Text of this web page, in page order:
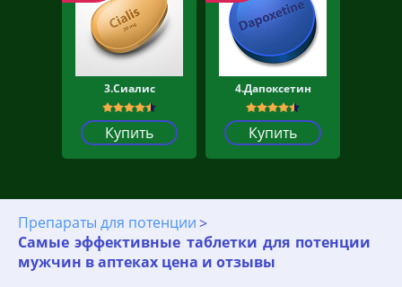
3.Сиалис
Купить
4.Дапоксетин
Купить
Препараты для потенции
Самые эффективные таблетки для потенции
мужчин в аптеках цена и отзывы